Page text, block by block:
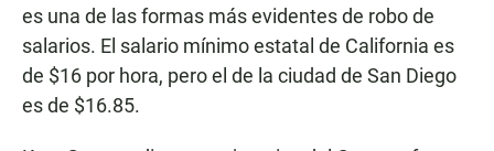
es una de las formas más evidentes de robo de
salarios. El salario mínimo estatal de California es
de $16 por hora, pero el de la ciudad de San Diego
es de $16.85.